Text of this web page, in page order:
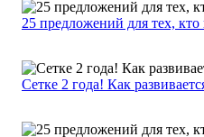
25 предложений для тех,
Сетке 2 года! Как